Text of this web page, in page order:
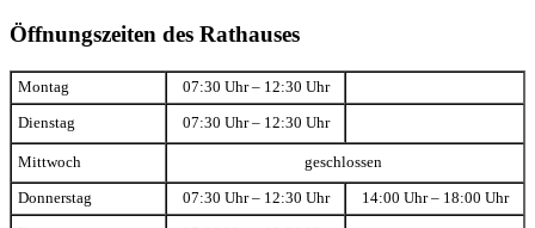
Öffnungszeiten des Rathauses
Montag 07:30 Uhr – 12:30 Uhr
Dienstag 07:30 Uhr – 12:30 Uhr
Mittwoch geschlossen
Donnerstag 07:30 Uhr – 12:30 Uhr 14:00 Uhr – 18:00 Uhr